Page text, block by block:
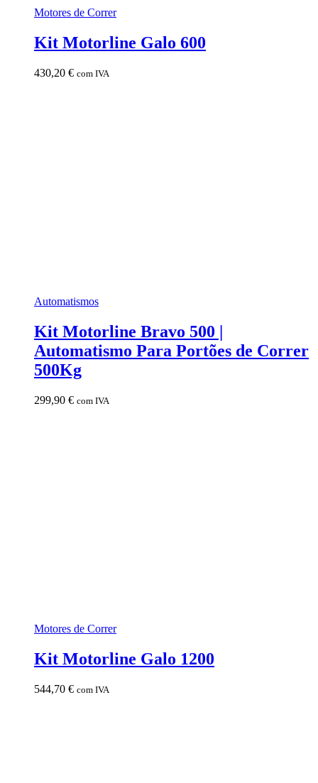
Motores de Correr
Kit Motorline Galo 600
430,20 € com IVA
Automatismos
Kit Motorline Bravo 500 |
Automatismo Para Portões de Correr
500Kg
299,90 € com IVA
Motores de Correr
Kit Motorline Galo 1200
544,70 € com IVA